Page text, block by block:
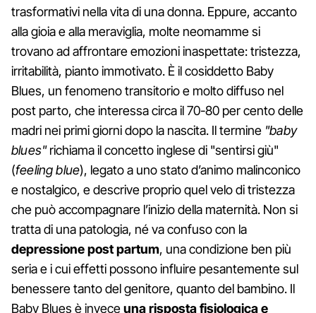
trasformativi nella vita di una donna. Eppure, accanto
alla gioia e alla meraviglia, molte neomamme si
trovano ad affrontare emozioni inaspettate: tristezza,
irritabilità, pianto immotivato. È il cosiddetto Baby
Blues, un fenomeno transitorio e molto diffuso nel
post parto, che interessa circa il 70-80 per cento delle
madri nei primi giorni dopo la nascita. Il termine "baby
blues"richiama il concetto inglese di "sentirsi giù"
(feeling blue), legato a uno stato d’animo malinconico
e nostalgico, e descrive proprio quel velo di tristezza
che può accompagnare l’inizio della maternità. Non si
tratta di una patologia, né va confuso con la
depressione post partum, una condizione ben più
seria e i cui effetti possono influire pesantemente sul
benessere tanto del genitore, quanto del bambino. Il
Baby Blues è inveceuna risposta fisiologica e